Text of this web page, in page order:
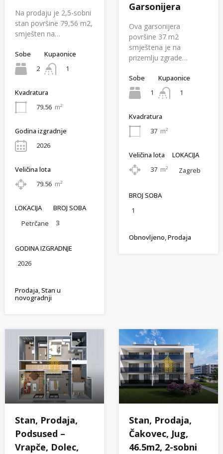
Na prodaju je 2,5-sobni
stan površine 79,56 m2,
smješten na…
Sobe
2
Kupaonice
1
Kvadratura
79.56 m²
Godina izgradnje
2026
Veličina lota
79.56 m²
LOKACIJA
Petrčane
BROJ SOBA
3
GODINA IZGRADNJE
2026
Prodaja, Stan u
novogradnji
Garsonijera
Ova garsonijera
površine 37 m2
smještena je na
prizemlju zgrade…
Sobe
1
Kupaonice
1
Kvadratura
37 m²
Veličina lota
37 m²
LOKACIJA
Zagreb
BROJ SOBA
1
Obnovljeno, Prodaja
Stan, Prodaja,
Podsused –
Vrapče, Dolec,
Stan, Prodaja,
Čakovec, Jug,
46.5m2, 2-sobni